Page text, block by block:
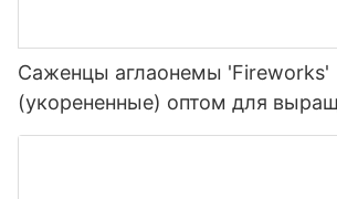
Саженцы аглаонемы 'Fireworks'
(укорененные) оптом для
помещении и на открытом